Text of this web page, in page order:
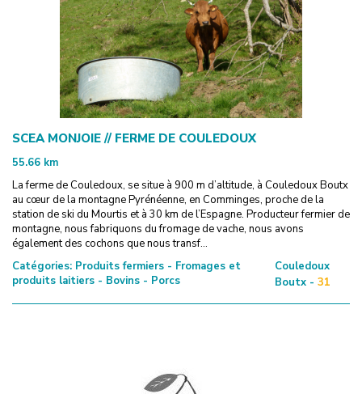
SCEA MONJOIE // FERME DE COULEDOUX
55.66 km
La ferme de Couledoux, se situe à 900 m d’altitude, à Couledoux Boutx
au cœur de la montagne Pyrénéenne, en Comminges, proche de la
station de ski du Mourtis et à 30 km de l’Espagne. Producteur fermier de
montagne, nous fabriquons du fromage de vache, nous avons
également des cochons que nous transf...
Catégories: Produits fermiers - Fromages et
produits laitiers - Bovins - Porcs
Couledoux
Boutx - 31